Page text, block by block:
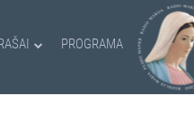
PROGRAMA